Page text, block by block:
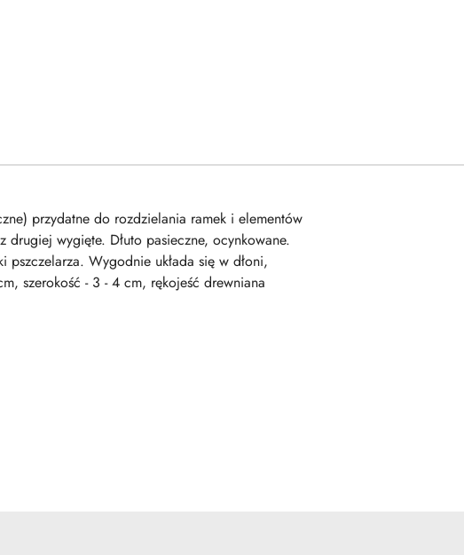
przydatne do rozdzielania ramek i elementów
drugiej wygięte. Dłuto pasieczne, ocynkowane.
Wygodnie układa się w dłoni,
szerokość - 3 - 4 cm, rękojeść drewniana